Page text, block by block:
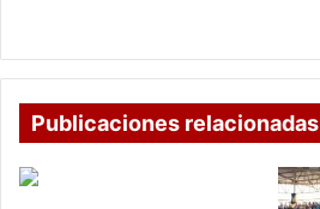
Publicaciones relacionadas